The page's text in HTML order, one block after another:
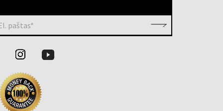
paštas*